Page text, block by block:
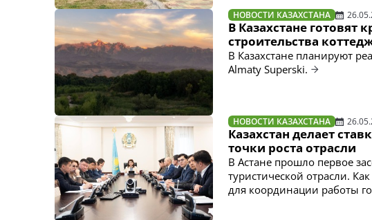
НОВОСТИ КАЗАХСТАНА
В Казахстане готовят
строительства
В Казахстане планируют
Almaty Superski.
НОВОСТИ КАЗАХСТАНА
Казахстан делает
точки роста отрасли
В Астане прошло первое
туристической отрасли.
для координации работы